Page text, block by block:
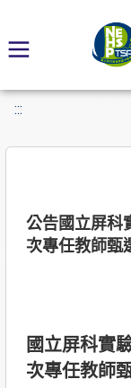
:::
公告國立屏科
次專任教師甄
國立屏科實
次專任教師